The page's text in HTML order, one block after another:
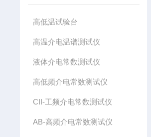
高低温试验台
高温介电温谱测试仪
液体介电常数测试仪
高低频介电常数测试仪
CII-工频介电常数测试仪
AB-高频介电常数测试仪